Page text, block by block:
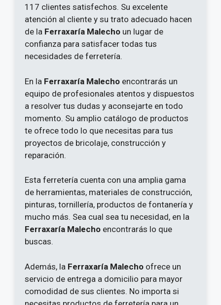
117 clientes satisfechos. Su excelente
atención al cliente y su trato adecuado hacen
de la Ferraxaría Malecho un lugar de
confianza para satisfacer todas tus
necesidades de ferretería.
En la Ferraxaría Malecho encontrarás un
equipo de profesionales atentos y dispuestos
a resolver tus dudas y aconsejarte en todo
momento. Su amplio catálogo de productos
te ofrece todo lo que necesitas para tus
proyectos de bricolaje, construcción y
reparación.
Esta ferretería cuenta con una amplia gama
de herramientas, materiales de construcción,
pinturas, tornillería, productos de fontanería y
mucho más. Sea cual sea tu necesidad, en la
Ferraxaría Malecho encontrarás lo que
buscas.
Además, la Ferraxaría Malecho ofrece un
servicio de entrega a domicilio para mayor
comodidad de sus clientes. No importa si